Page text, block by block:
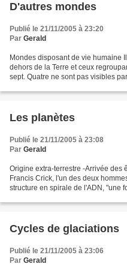
D'autres mondes
Publié le 21/11/2005 à 23:20
Par Gerald
Mondes disposant de vie humaine
dehors de la Terre et ceux
sept. Quatre ne sont pas visibles
Les planètes
Publié le 21/11/2005 à 23:08
Par Gerald
Origine extra-terrestre -Arrivée des
Francis Crick, l'un des deux
structure en spirale de l'ADN, "une
Cycles de glaciations
Publié le 21/11/2005 à 23:06
Par Gerald